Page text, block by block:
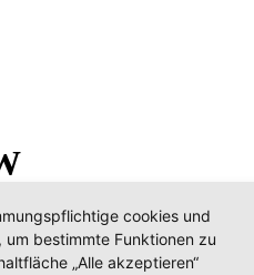
cookies und
bestimmte Funktionen zu
„Alle akzeptieren“